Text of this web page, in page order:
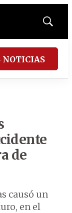
Mostrar
de
causó un
en el